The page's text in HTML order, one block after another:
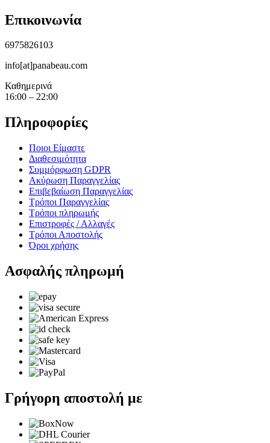
Επικοινωνία
6975826103
info[at]panabeau.com
Καθημερινά
16:00 – 22:00
Πληροφορίες
Ποιοι Είμαστε
Διαθεσιμότητα
Συμμόρφωση GDPR
Ακύρωση Παραγγελίας
Επιβεβαίωση Παραγγελίας
Τρόποι Παραγγελίας
Τρόποι πληρωμής
Επιστροφές / Αλλαγές
Τρόποι Αποστολής
Όροι χρήσης
Ασφαλής πληρωμή
Γρήγορη αποστολή με